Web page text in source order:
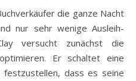
die ganze Nacht
nur sehr wenige Ausleih-
versucht zunächst die
Er schaltet eine
dass es seine